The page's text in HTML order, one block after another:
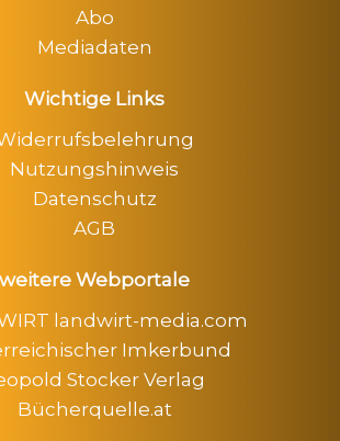
Abo
Mediadaten
Wichtige Links
Nutzungshinweis
Datenschutz
AGB
weitere Webportale
landwirt-media.com
Imkerbund
Stocker Verlag
Bücherquelle.at